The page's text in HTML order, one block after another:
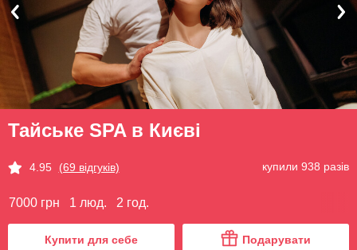
Тайське SPA в Києві
4.95 (69 відгуків) купили 938 разів
7000 грн 1 люд. 2 год.
Купити для себе Подарувати